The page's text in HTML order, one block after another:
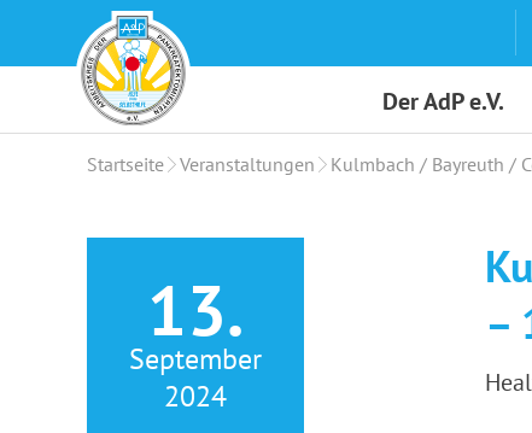
Der AdP e.V.
Startseite Veranstaltungen Kulmbach / Bayreuth /
13.
September
2024
–